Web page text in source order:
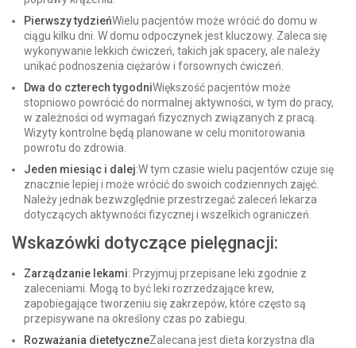
Pierwszy tydzieńWielu pacjentów może wrócić do domu w
ciągu kilku dni. W domu odpoczynek jest kluczowy. Zaleca się
wykonywanie lekkich ćwiczeń, takich jak spacery, ale należy
unikać podnoszenia ciężarów i forsownych ćwiczeń.
Dwa do czterech tygodniWiększość pacjentów może
stopniowo powrócić do normalnej aktywności, w tym do pracy,
w zależności od wymagań fizycznych związanych z pracą.
Wizyty kontrolne będą planowane w celu monitorowania
powrotu do zdrowia.
Jeden miesiąc i dalej:W tym czasie wielu pacjentów czuje się
znacznie lepiej i może wrócić do swoich codziennych zajęć.
Należy jednak bezwzględnie przestrzegać zaleceń lekarza
dotyczących aktywności fizycznej i wszelkich ograniczeń.
Wskazówki dotyczące pielęgnacji:
Zarządzanie lekami: Przyjmuj przepisane leki zgodnie z
zaleceniami. Mogą to być leki rozrzedzające krew,
zapobiegające tworzeniu się zakrzepów, które często są
przepisywane na określony czas po zabiegu.
Rozważania dietetyczneZalecana jest dieta korzystna dla